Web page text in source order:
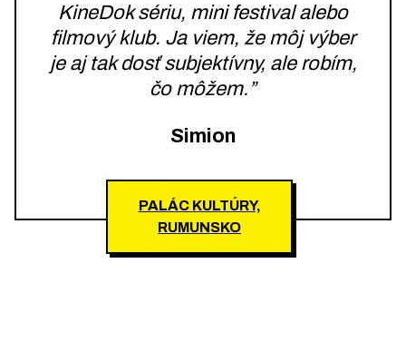
KineDok sériu, mini festival alebo
filmový klub. Ja viem, že môj výber
je aj tak dosť subjektívny, ale robím,
čo môžem.”
Simion
PALÁC KULTÚRY,
RUMUNSKO